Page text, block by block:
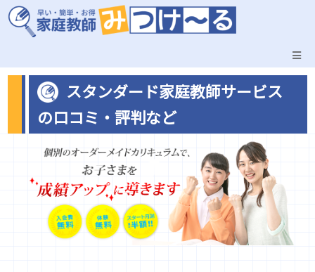
スタンダード家庭教師サービス
の口コミ・評判など